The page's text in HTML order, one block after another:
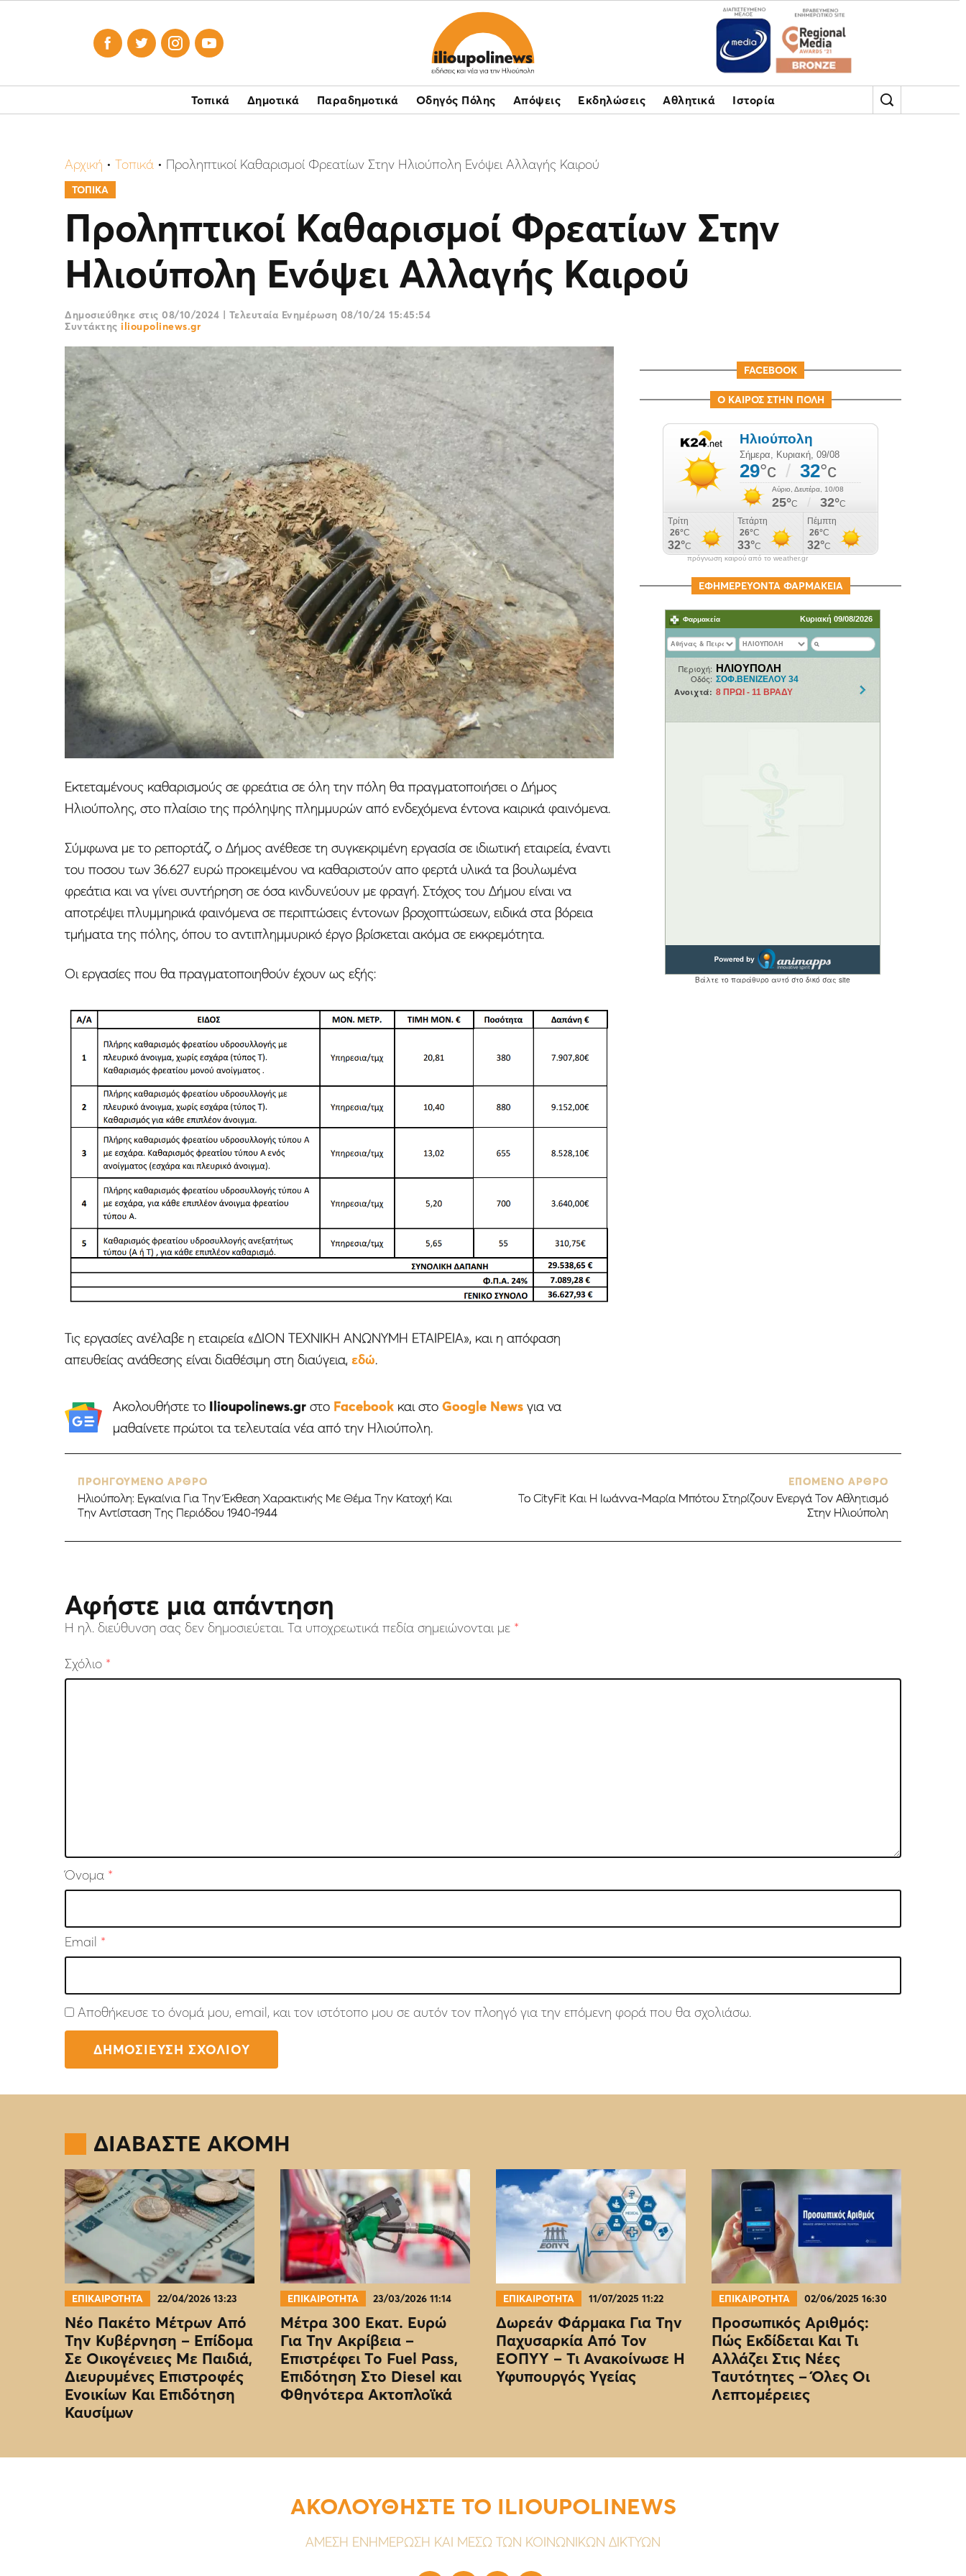
   
Τοπικά Δημοτικά Παραδημοτικά Οδηγός Πόλης Απόψεις Εκδηλώσεις Αθλητικά Ιστορία
Αρχική • Τοπικά • Προληπτικοί Καθαρισμοί Φρεατίων Στην Ηλιούπολη Ενόψει Αλλαγής Καιρού
ΤΟΠΙΚΑ
Προληπτικοί Καθαρισμοί Φρεατίων Στην
Ηλιούπολη Ενόψει Αλλαγής Καιρού
Δημοσιεύθηκε στις 08/10/2024 | Τελευταία Ενημέρωση 08/10/24 15:45:54
Συντάκτης ilioupolinews.gr
Εκτεταμένους καθαρισμούς σε φρεάτια σε όλη την πόλη θα πραγματοποιήσει ο Δήμος
Ηλιούπολης, στο πλαίσιο της πρόληψης πλημμυρών από ενδεχόμενα έντονα καιρικά φαινόμενα.
Σύμφωνα με το ρεπορτάζ, ο Δήμος ανέθεσε τη συγκεκριμένη εργασία σε ιδιωτική εταιρεία, έναντι
του ποσου των 36.627 ευρώ προκειμένου να καθαριστούν απο φερτά υλικά τα βουλωμένα
φρεάτια και να γίνει συντήρηση σε όσα κινδυνεύουν με φραγή. Στόχος του Δήμου είναι να
αποτρέψει πλυμμηρικά φαινόμενα σε περιπτώσεις έντονων βροχοπτώσεων, ειδικά στα βόρεια
τμήματα της πόλης, όπου το αντιπλημμυρικό έργο βρίσκεται ακόμα σε εκκρεμότητα.
Οι εργασίες που θα πραγματοποιηθούν έχουν ως εξής:
Τις εργασίες ανέλαβε η εταιρεία «ΔΙΟΝ ΤΕΧΝΙΚΗ ΑΝΩΝΥΜΗ ΕΤΑΙΡΕΙΑ», και η απόφαση
απευθείας ανάθεσης είναι διαθέσιμη στη διαύγεια, εδώ.
Ακολουθήστε το Ilioupolinews.grστο Facebookκαι στο Google Newsγια να
μαθαίνετε πρώτοι τα τελευταία νέα από την Ηλιούπολη.
FACEBOOK
Ο ΚΑΙΡΟΣ ΣΤΗΝ ΠΟΛΗ
πρόγνωση καιρού από το weather.gr
ΕΦΗΜΕΡΕΥΟΝΤΑ ΦΑΡΜΑΚΕΙΑ
ΠΡΟΗΓΟΥΜΕΝΟ ΑΡΘΡΟ
Ηλιούπολη: Εγκαίνια Για Την Έκθεση Χαρακτικής Με Θέμα Την Κατοχή Και
Την Αντίσταση Της Περιόδου 1940-1944
ΕΠΟΜΕΝΟ ΑΡΘΡΟ
To CityFit Kαι Η Ιωάννα-Μαρία Μπότου Στηρίζουν Ενεργά Τον Αθλητισμό
Στην Ηλιούπολη
Αφήστε μια απάντηση
Η ηλ. διεύθυνση σας δεν δημοσιεύεται. Τα υποχρεωτικά πεδία σημειώνονται με *
Σχόλιο *
Όνομα *
Email *
Αποθήκευσε το όνομά μου, email, και τον ιστότοπο μου σε αυτόν τον πλοηγό για την επόμενη φορά που θα σχολιάσω.
ΔΙΑΒΑΣΤΕ ΑΚΟΜΗ
ΕΠΙΚΑΙΡΟΤΗΤΑ 22/04/2026 13:23
Νέο Πακέτο Μέτρων Από
Την Κυβέρνηση – Επίδομα
Σε Οικογένειες Με Παιδιά,
Διευρυμένες Επιστροφές
Ενοικίων Και Επιδότηση
Καυσίμων
ΕΠΙΚΑΙΡΟΤΗΤΑ 23/03/2026 11:14
Μέτρα 300 Εκατ. Ευρώ
Για Την Ακρίβεια –
Επιστρέφει Το Fuel Pass,
Επιδότηση Στο Diesel και
Φθηνότερα Ακτοπλοϊκά
ΕΠΙΚΑΙΡΟΤΗΤΑ 11/07/2025 11:22
Δωρεάν Φάρμακα Για Την
Παχυσαρκία Από Τον
EOΠΥΥ – Τι Ανακοίνωσε Η
Υφυπουργός Υγείας
ΕΠΙΚΑΙΡΟΤΗΤΑ 02/06/2025 16:30
Προσωπικός Αριθμός:
Πώς Εκδίδεται Και Τι
Αλλάζει Στις Νέες
Ταυτότητες – Όλες Οι
Λεπτομέρειες
ΑΚΟΛΟΥΘΗΣΤΕ ΤΟ ILIOUPOLINEWS
ΑΜΕΣΗ ΕΝΗΜΕΡΩΣΗ ΚΑΙ ΜΕΣΩ ΤΩΝ ΚΟΙΝΩΝΙΚΩΝ ΔΙΚΤΥΩΝ